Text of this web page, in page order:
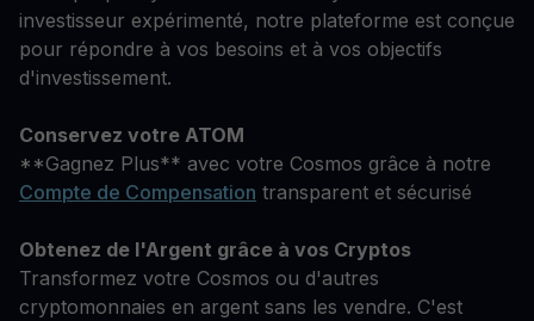
investisseur expérimenté, notre plateforme est conçue
pour répondre à vos besoins et à vos objectifs
d'investissement.
Conservez votre ATOM
**Gagnez Plus** avec votre Cosmos grâce à notre
Compte de Compensation transparent et sécurisé
Obtenez de l'Argent grâce à vos Cryptos
Transformez votre Cosmos ou d'autres
cryptomonnaies en argent sans les vendre. C'est